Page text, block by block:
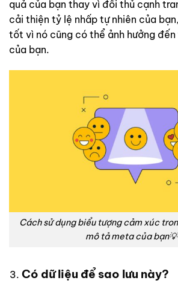
quả của bạn thay vì đối thủ cạnh
cải thiện tỷ lệ nhấp tự nhiên của
tốt vì nó cũng có thể ảnh hưởng
của bạn.
Cách sử dụng biểu tượng cảm xúc
mô tả meta của
Có dữ liệu để sao lưu này?